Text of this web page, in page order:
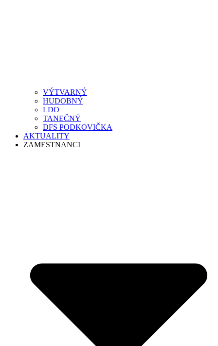
VÝTVARNÝ
HUDOBNÝ
LDO
TANEČNÝ
DFS PODKOVIČKA
AKTUALITY
ZAMESTNANCI